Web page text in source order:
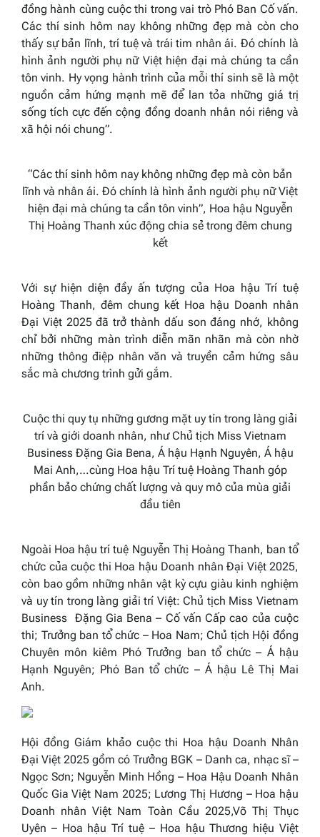
đồng hành cùng cuộc thi trong vai trò Phó Ban Cố vấn.
Các thí sinh hôm nay không những đẹp mà còn cho
thấy sự bản lĩnh, trí tuệ và trái tim nhân ái. Đó chính là
hình ảnh người phụ nữ Việt hiện đại mà chúng ta cần
tôn vinh. Hy vọng hành trình của mỗi thí sinh sẽ là một
nguồn cảm hứng mạnh mẽ để lan tỏa những giá trị
sống tích cực đến cộng đồng doanh nhân nói riêng và
xã hội nói chung”.
“Các thí sinh hôm nay không những đẹp mà còn bản
lĩnh và nhân ái. Đó chính là hình ảnh người phụ nữ Việt
hiện đại mà chúng ta cần tôn vinh”, Hoa hậu Nguyễn
Thị Hoàng Thanh xúc động chia sẻ trong đêm chung
kết
Với sự hiện diện đầy ấn tượng của Hoa hậu Trí tuệ
Hoàng Thanh, đêm chung kết Hoa hậu Doanh nhân
Đại Việt 2025 đã trở thành dấu son đáng nhớ, không
chỉ bởi những màn trình diễn mãn nhãn mà còn nhờ
những thông điệp nhân văn và truyền cảm hứng sâu
sắc mà chương trình gửi gắm.
Cuộc thi quy tụ những gương mặt uy tín trong làng giải
trí và giới doanh nhân, như Chủ tịch Miss Vietnam
Business Đặng Gia Bena, Á hậu Hạnh Nguyên, Á hậu
Mai Anh,…cùng Hoa hậu Trí tuệ Hoàng Thanh góp
phần bảo chứng chất lượng và quy mô của mùa giải
đầu tiên
Ngoài Hoa hậu trí tuệ Nguyễn Thị Hoàng Thanh, ban tổ
chức của cuộc thi Hoa hậu Doanh nhân Đại Việt 2025,
còn bao gồm những nhân vật kỳ cựu giàu kinh nghiệm
và uy tín trong làng giải trí Việt: Chủ tịch Miss Vietnam
Business Đặng Gia Bena – Cố vấn Cấp cao của cuộc
thi; Trưởng ban tổ chức – Hoa Nam; Chủ tịch Hội đồng
Chuyên môn kiêm Phó Trưởng ban tổ chức – Á hậu
Hạnh Nguyên; Phó Ban tổ chức – Á hậu Lê Thị Mai
Anh.
Hội đồng Giám khảo cuộc thi Hoa hậu Doanh Nhân
Đại Việt 2025 gồm có Trưởng BGK – Danh ca, nhạc sĩ –
Ngọc Sơn; Nguyễn Minh Hồng – Hoa Hậu Doanh Nhân
Quốc Gia Việt Nam 2025; Lương Thị Hương – Hoa hậu
Doanh nhân Việt Nam Toàn Cầu 2025,Võ Thị Thục
Uyên – Hoa hậu Trí tuệ – Hoa hậu Thương hiệu Việt